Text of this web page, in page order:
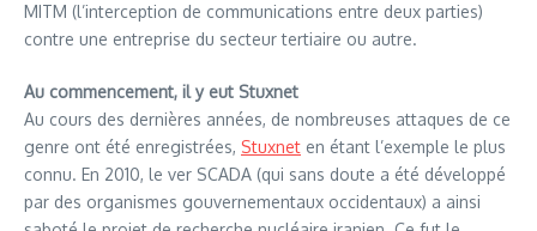
MITM (l’interception de communications entre deux parties)
contre une entreprise du secteur tertiaire ou autre.
Au commencement, il y eut Stuxnet
Au cours des dernières années, de nombreuses attaques de ce
genre ont été enregistrées, Stuxnet en étant l’exemple le plus
connu. En 2010, le ver SCADA (qui sans doute a été développé
par des organismes gouvernementaux occidentaux) a ainsi